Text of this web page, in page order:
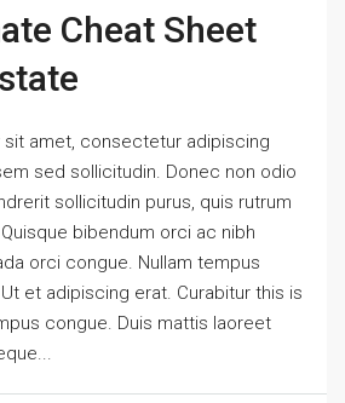
Cheat Sheet
amet, consectetur adipiscing
sed sollicitudin. Donec non odio
sollicitudin purus, quis rutrum
bibendum orci ac nibh
orci congue. Nullam tempus
et adipiscing erat. Curabitur this is
congue. Duis mattis laoreet